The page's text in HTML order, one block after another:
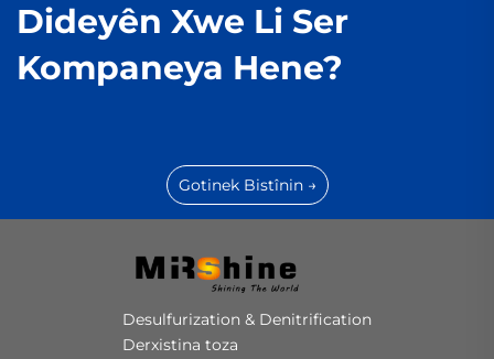
Dideyên Xwe Li Ser
Kompaneya Hene?
Gotinek Bistînin →
Desulfurization & Denitrification
Derxistina toza